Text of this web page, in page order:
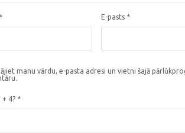
E-pasts *
manu vārdu, e-pasta adresi un vietni šajā
+ 4? *